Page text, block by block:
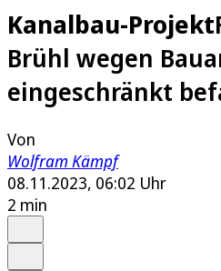
Kanalbau-Projekt
Brühl wegen
eingeschränkt
Von
Wolfram Kämpf
08.11.2023, 06:02 Uhr
2 min